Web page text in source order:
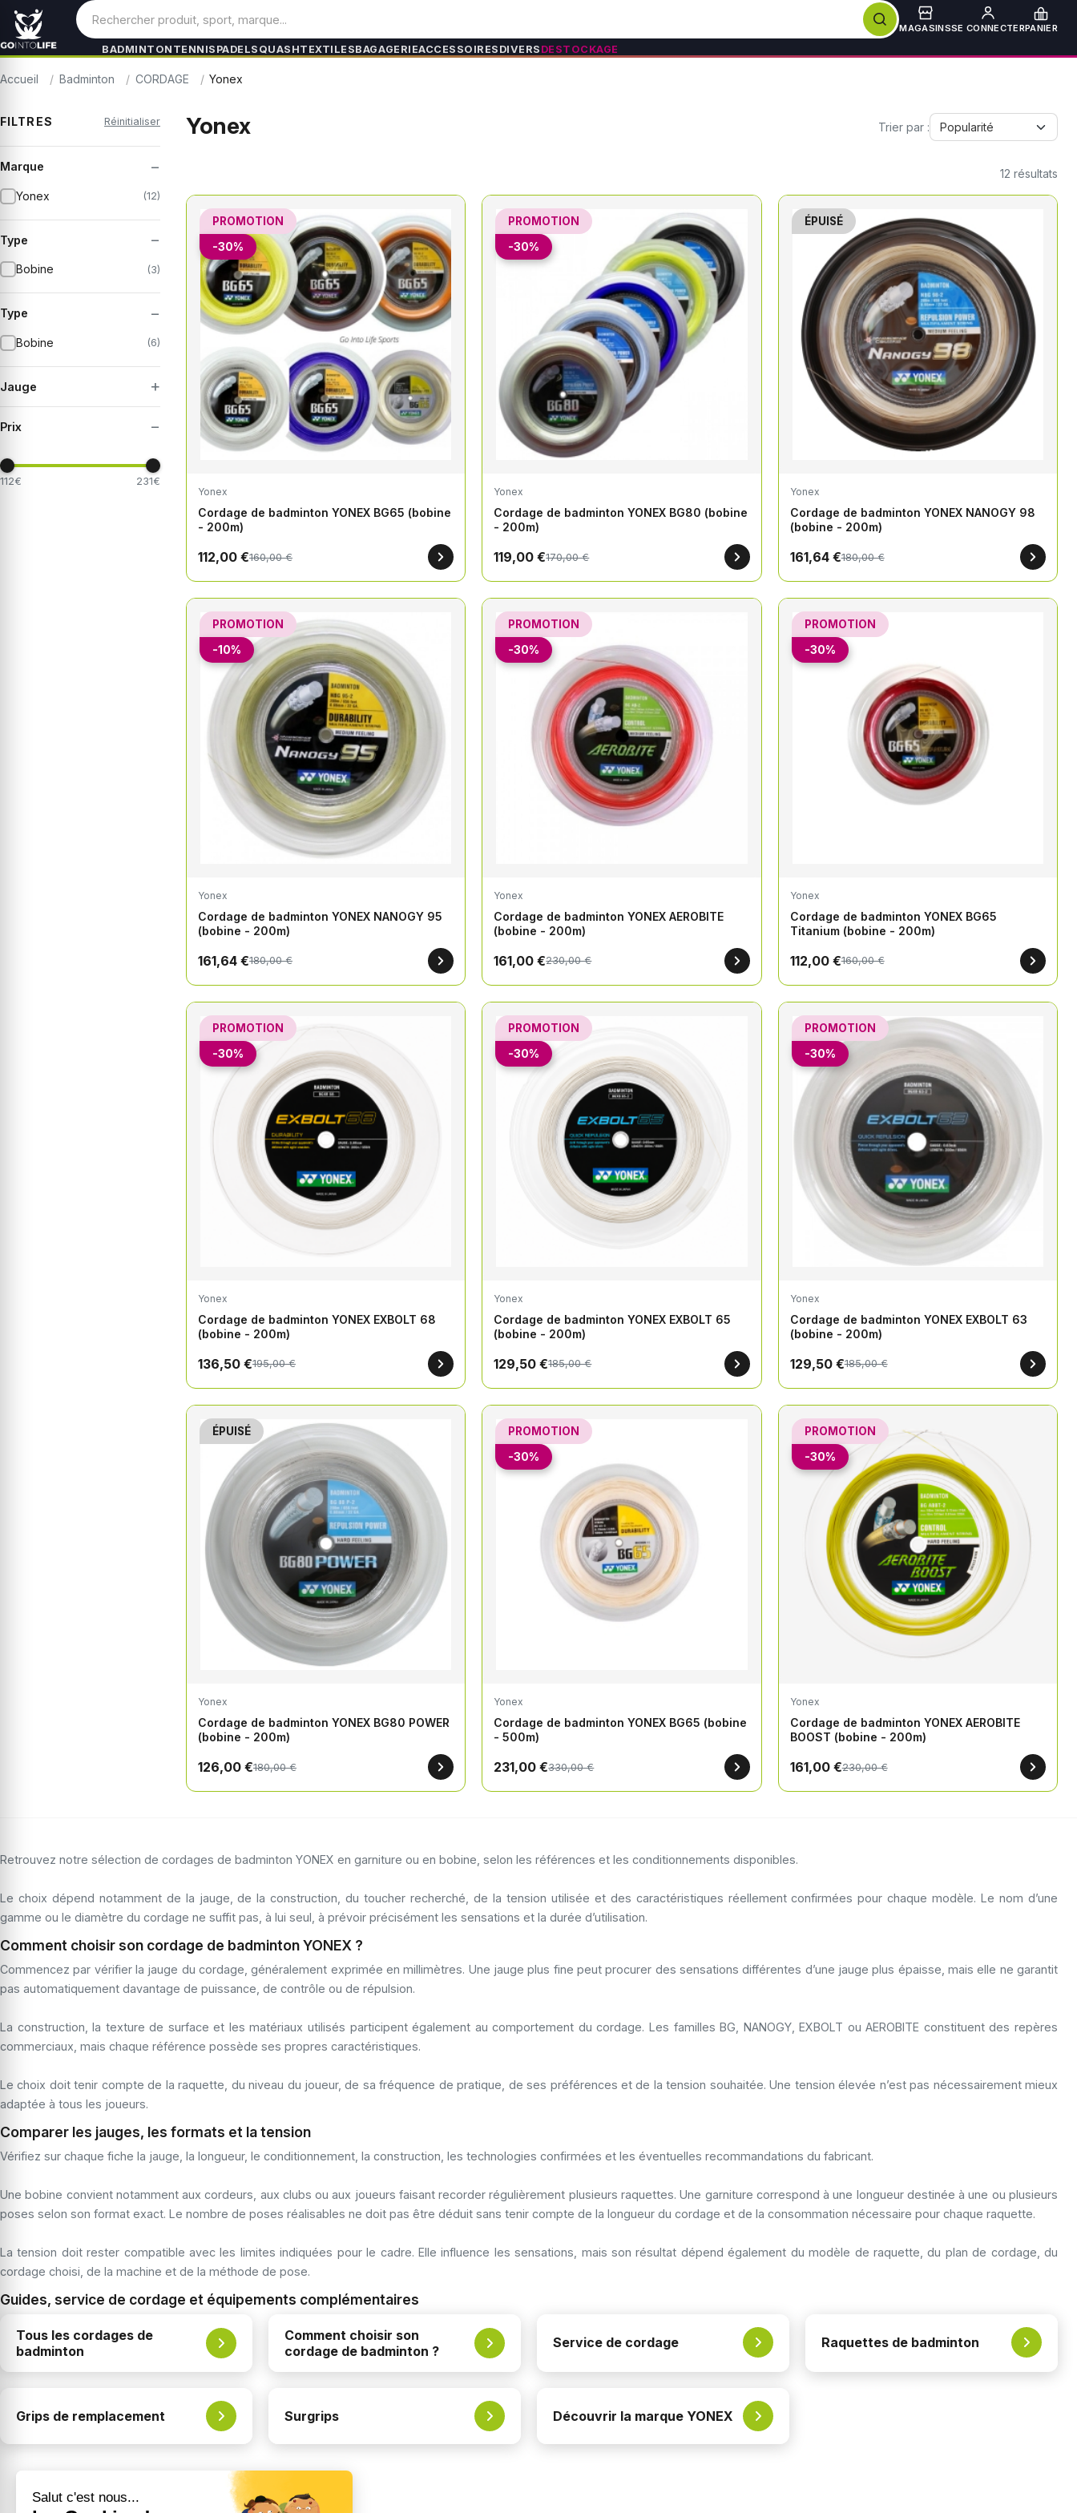
MAGASINSSE CONNECTERPANIER
BADMINTON TENNIS PADELSQUASHTEXTILESBAGAGERIEACCESSOIRES DIVERS DESTOCKAGE
Accueil Badminton CORDAGE Yonex
FILTRES Réinitialiser
Marque −
Yonex (12)
Type −
Bobine (3)
Type −
Bobine (6)
Jauge +
Prix −
112€ 231€
Yonex Trier par :
12 résultats
PROMOTION
-30%
Yonex
Cordage de badminton YONEX BG65 (bobine
- 200m)
112,00 €160,00 €
PROMOTION
-30%
Yonex
Cordage de badminton YONEX BG80 (bobine
- 200m)
119,00 €170,00 €
ÉPUISÉ
Yonex
Cordage de badminton YONEX NANOGY 98
(bobine - 200m)
161,64 €180,00 €
PROMOTION
-10%
Yonex
Cordage de badminton YONEX NANOGY 95
(bobine - 200m)
161,64 €180,00 €
PROMOTION
-30%
Yonex
Cordage de badminton YONEX AEROBITE
(bobine - 200m)
161,00 €230,00 €
PROMOTION
-30%
Yonex
Cordage de badminton YONEX BG65
Titanium (bobine - 200m)
112,00 €160,00 €
PROMOTION
-30%
Yonex
Cordage de badminton YONEX EXBOLT 68
(bobine - 200m)
136,50 €195,00 €
PROMOTION
-30%
Yonex
Cordage de badminton YONEX EXBOLT 65
(bobine - 200m)
129,50 €185,00 €
PROMOTION
-30%
Yonex
Cordage de badminton YONEX EXBOLT 63
(bobine - 200m)
129,50 €185,00 €
ÉPUISÉ
Yonex
Cordage de badminton YONEX BG80 POWER
(bobine - 200m)
126,00 €180,00 €
PROMOTION
-30%
Yonex
Cordage de badminton YONEX BG65 (bobine
- 500m)
231,00 €330,00 €
PROMOTION
-30%
Yonex
Cordage de badminton YONEX AEROBITE
BOOST (bobine - 200m)
161,00 €230,00 €
Retrouvez notre sélection de cordages de badminton YONEX en garniture ou en bobine, selon les références et les conditionnements disponibles.
Le choix dépend notamment de la jauge, de la construction, du toucher recherché, de la tension utilisée et des caractéristiques réellement confirmées pour chaque modèle. Le nom d’une
gamme ou le diamètre du cordage ne suffit pas, à lui seul, à prévoir précisément les sensations et la durée d’utilisation.
Comment choisir son cordage de badminton YONEX ?
Commencez par vérifier la jauge du cordage, généralement exprimée en millimètres. Une jauge plus fine peut procurer des sensations différentes d’une jauge plus épaisse, mais elle ne garantit
pas automatiquement davantage de puissance, de contrôle ou de répulsion.
La construction, la texture de surface et les matériaux utilisés participent également au comportement du cordage. Les familles BG, NANOGY, EXBOLT ou AEROBITE constituent des repères
commerciaux, mais chaque référence possède ses propres caractéristiques.
Le choix doit tenir compte de la raquette, du niveau du joueur, de sa fréquence de pratique, de ses préférences et de la tension souhaitée. Une tension élevée n’est pas nécessairement mieux
adaptée à tous les joueurs.
Comparer les jauges, les formats et la tension
Vérifiez sur chaque fiche la jauge, la longueur, le conditionnement, la construction, les technologies confirmées et les éventuelles recommandations du fabricant.
Une bobine convient notamment aux cordeurs, aux clubs ou aux joueurs faisant recorder régulièrement plusieurs raquettes. Une garniture correspond à une longueur destinée à une ou plusieurs
poses selon son format exact. Le nombre de poses réalisables ne doit pas être déduit sans tenir compte de la longueur du cordage et de la consommation nécessaire pour chaque raquette.
La tension doit rester compatible avec les limites indiquées pour le cadre. Elle influence les sensations, mais son résultat dépend également du modèle de raquette, du plan de cordage, du
cordage choisi, de la machine et de la méthode de pose.
Guides, service de cordage et équipements complémentaires
Tous les cordages de
badminton
Comment choisir son
cordage de badminton ?
Service de cordage Raquettes de badminton
Grips de remplacement Surgrips Découvrir la marque YONEX